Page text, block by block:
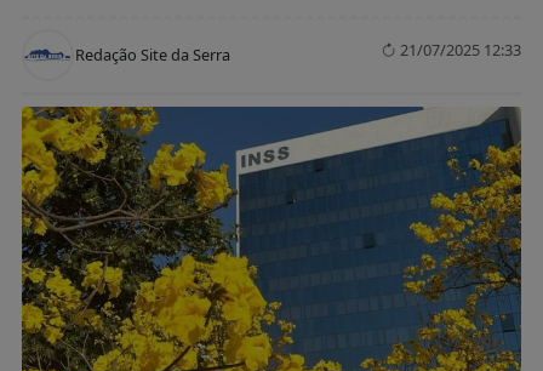
Redação Site da Serra 21/07/2025 12:33